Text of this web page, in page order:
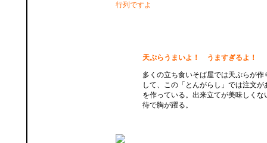
行列ですよ
天ぷらうまいよ！ うますぎるよ！
多くの立ち食いそば屋では天ぷらが作
して、この「とんがらし」では注文が
を作っている。出来立てが美味しくな
待で胸が躍る。